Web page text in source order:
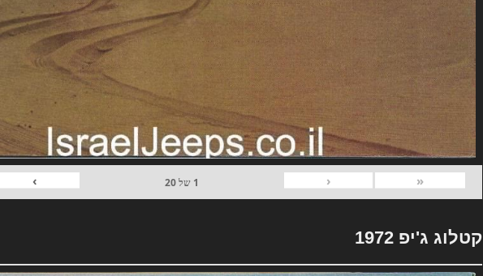
«
‹
1 של20
›
קטלוג ג'יפ 1972